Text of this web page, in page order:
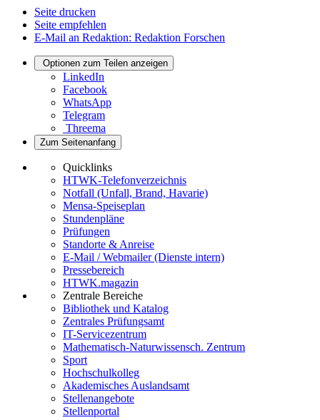
Seite drucken
Seite empfehlen
E-Mail an Redaktion: Redaktion Forschen
Optionen zum Teilen anzeigen
LinkedIn
Facebook
WhatsApp
Telegram
Threema
Zum Seitenanfang
Quicklinks
HTWK-Telefonverzeichnis
Notfall (Unfall, Brand, Havarie)
Mensa-Speiseplan
Stundenpläne
Prüfungen
Standorte & Anreise
E-Mail / Webmailer (Dienste intern)
Pressebereich
HTWK.magazin
Zentrale Bereiche
Bibliothek und Katalog
Zentrales Prüfungsamt
IT-Servicezentrum
Mathematisch-Naturwissensch. Zentrum
Sport
Hochschulkolleg
Akademisches Auslandsamt
Stellenangebote
Stellenportal